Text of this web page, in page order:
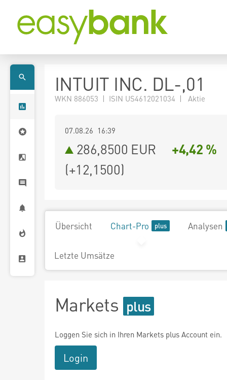
INTUIT INC. DL-,01
WKN 886053 | ISIN US4612021034 | Aktie
07.08.26 16:39
286,8500 EUR
+4,42 %
(+12,1500)
Übersicht Chart-Pro Analysen
Letzte Umsätze
Markets
Loggen Sie sich in Ihren Markets plus Account ein.
Login